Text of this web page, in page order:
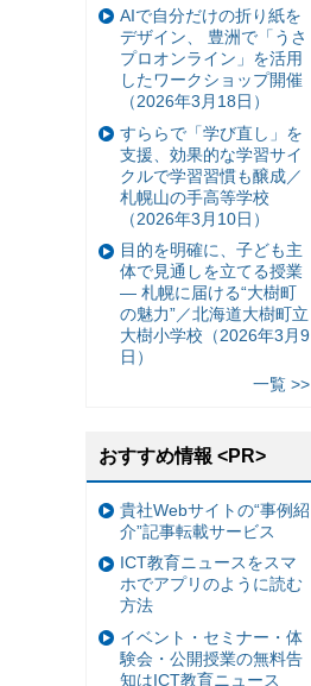
AIで自分だけの折り紙を
デザイン、 豊洲で「うさ
プロオンライン」を活用
したワークショップ開催
（2026年3月18日）
すららで「学び直し」を
支援、効果的な学習サイ
クルで学習習慣も醸成／
札幌山の手高等学校
（2026年3月10日）
目的を明確に、子ども主
体で見通しを立てる授業
— 札幌に届ける“大樹町
の魅力”／北海道大樹町立
大樹小学校（2026年3月9
日）
一覧 >>
おすすめ情報 <PR>
貴社Webサイトの“事例紹
介”記事転載サービス
ICT教育ニュースをスマ
ホでアプリのように読む
方法
イベント・セミナー・体
験会・公開授業の無料告
知はICT教育ニュース